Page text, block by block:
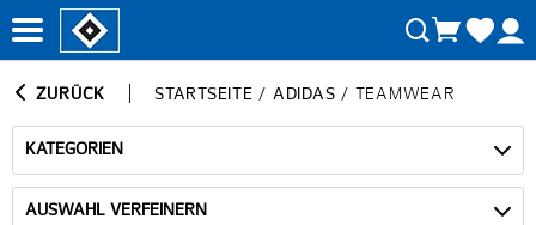
ZURÜCK STARTSEITE / ADIDAS / TEAMWEAR
KATEGORIEN
AUSWAHL VERFEINERN